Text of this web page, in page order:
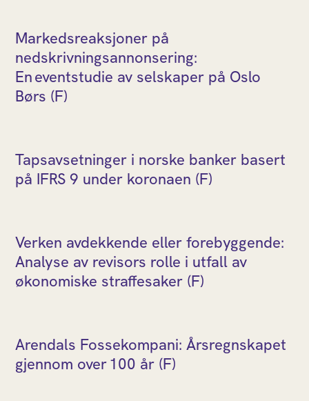
Markedsreaksjoner på
nedskrivningsannonsering:
En eventstudie av selskaper på Oslo
Børs (F)
Tapsavsetninger i norske banker basert
på IFRS 9 under koronaen (F)
Verken avdekkende eller forebyggende:
Analyse av revisors rolle i utfall av
økonomiske straffesaker (F)
Arendals Fossekompani: Årsregnskapet
gjennom over 100 år (F)